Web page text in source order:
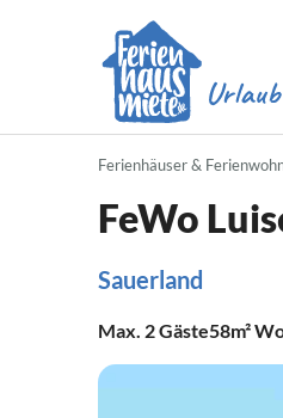
Ferienhäuser &
FeWo
Sauerland
Max. 2Gäste58m²